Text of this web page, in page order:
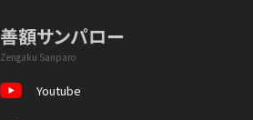
善額サンパロー
Zengaku Sanparo
Youtube